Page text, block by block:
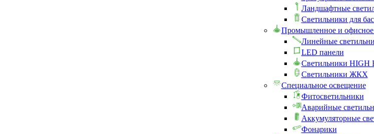
Ландшафтные
Светильники для
Промышленное и офисное
Линейные
LED панели
Светильники HIGH
Светильники ЖКХ
Специальное освещение
Фитосветильники
Аварийные
Аккумуляторные
Фонарики